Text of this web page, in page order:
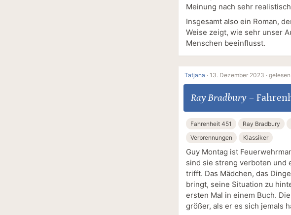
Meinung nach sehr
Insgesamt also ein Roman,
Weise zeigt, wie sehr unser
Menschen beeinflusst.
Tatjana · 13. Dezember 2023 · gelesen
Ray Bradbury–
Fahrenheit 451 Ray Bradbury
Verbrennungen
Klassiker
Guy Montag ist
sind sie streng verboten und
trifft. Das Mädchen, das
bringt, seine Situation zu
ersten Mal in einem Buch.
größer, als er es sich jemals